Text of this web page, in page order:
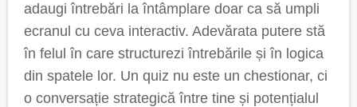
adaugi întrebări la întâmplare doar ca să umpli
ecranul cu ceva interactiv. Adevărata putere stă
în felul în care structurezi întrebările și în logica
din spatele lor. Un quiz nu este un chestionar, ci
o conversație strategică între tine și potențialul